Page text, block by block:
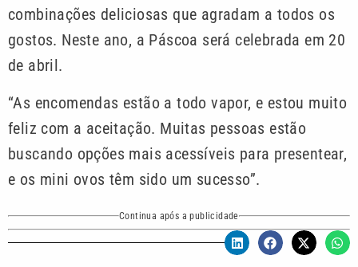
combinações deliciosas que agradam a todos os
gostos. Neste ano, a Páscoa será celebrada em 20
de abril.
“As encomendas estão a todo vapor, e estou muito
feliz com a aceitação. Muitas pessoas estão
buscando opções mais acessíveis para presentear,
e os mini ovos têm sido um sucesso”.
Continua após a publicidade